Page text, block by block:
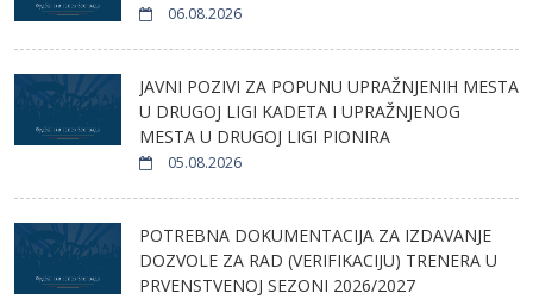
06.08.2026
JAVNI POZIVI ZA POPUNU UPRAŽNJENIH MESTA
U DRUGOJ LIGI KADETA I UPRAŽNJENOG
MESTA U DRUGOJ LIGI PIONIRA
05.08.2026
POTREBNA DOKUMENTACIJA ZA IZDAVANJE
DOZVOLE ZA RAD (VERIFIKACIJU) TRENERA U
PRVENSTVENOJ SEZONI 2026/2027